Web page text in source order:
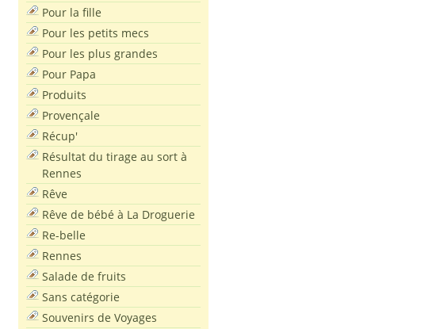
Pour la fille
Pour les petits mecs
Pour les plus grandes
Pour Papa
Produits
Provençale
Récup'
Résultat du tirage au sort à
Rennes
Rêve
Rêve de bébé à La Droguerie
Re-belle
Rennes
Salade de fruits
Sans catégorie
Souvenirs de Voyages